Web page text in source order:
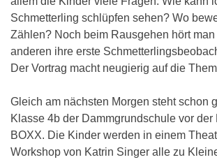
Schmetterling schlüpfen sehen? Wo
Zählen? Noch beim Rausgehen hört
anderen ihre erste
Der Vortrag macht neugierig auf die
Gleich am nächsten Morgen steht schon
Klasse 4b der Dammgrundschule vor der
BOXX. Die Kinder werden in einem
Workshop von Katrin Singer alle zu